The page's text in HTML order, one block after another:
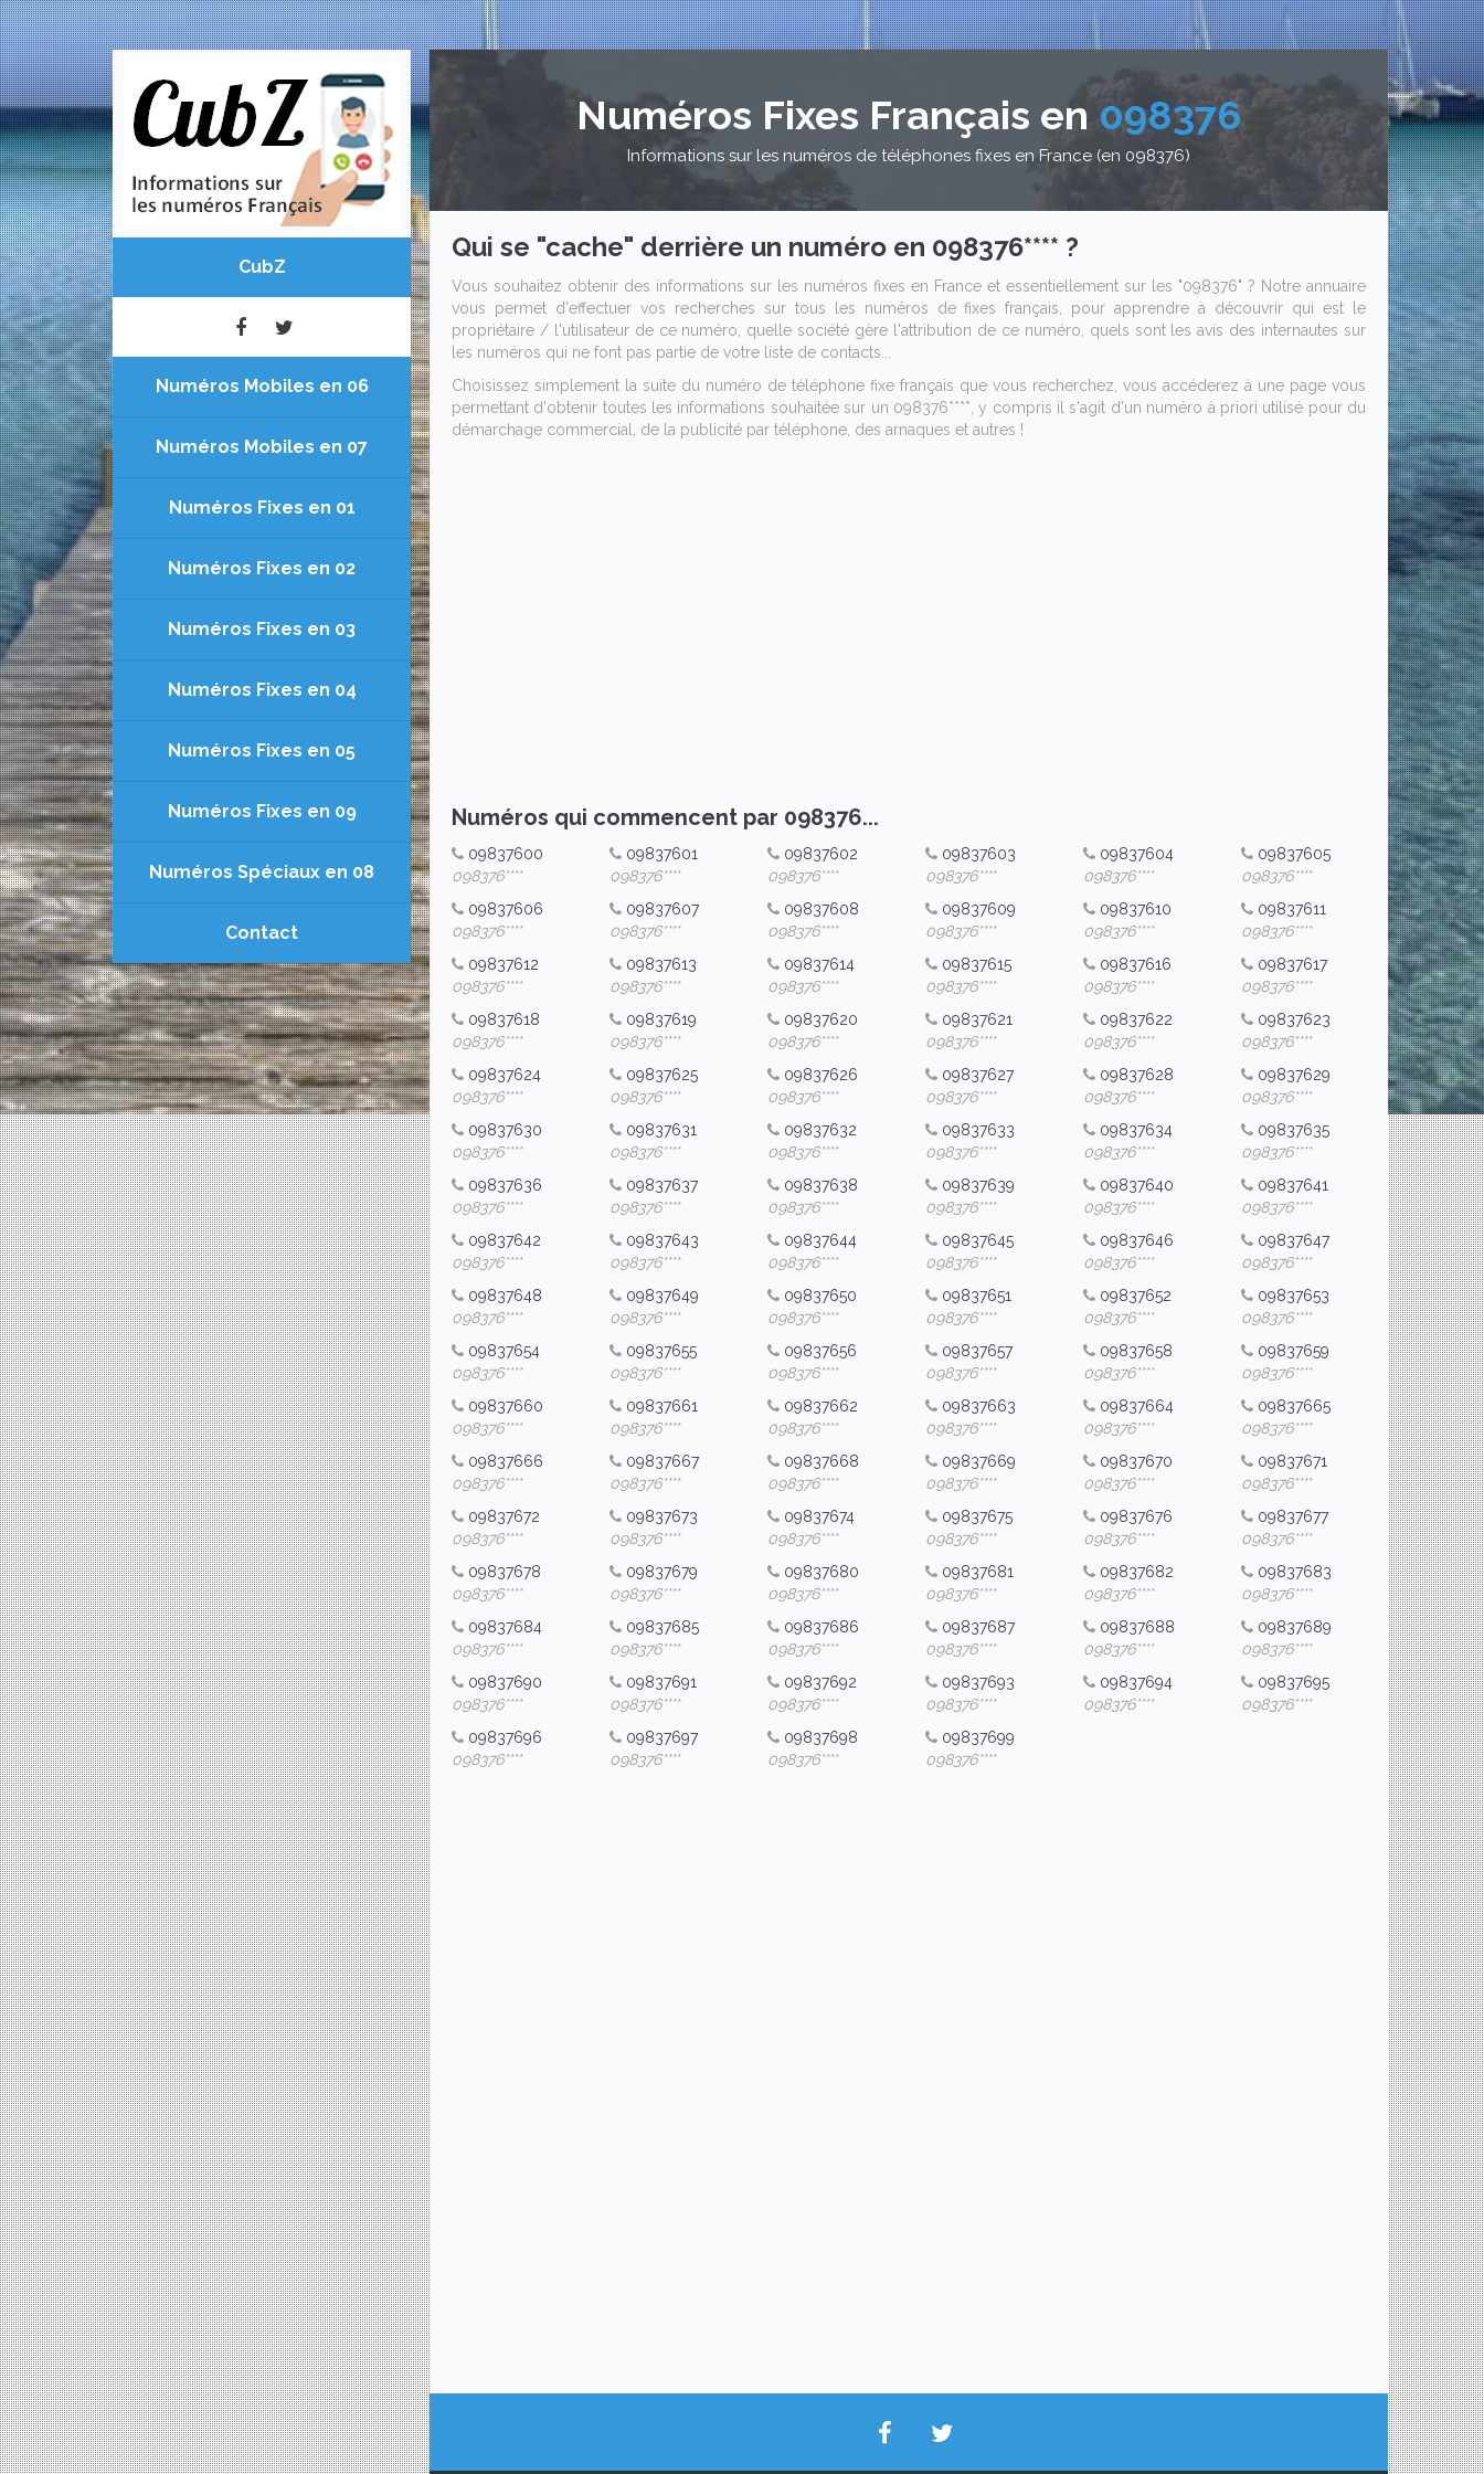
CubZ
Numéros Mobiles en 06
Numéros Mobiles en 07
Numéros Fixes en 01
Numéros Fixes en 02
Numéros Fixes en 03
Numéros Fixes en 04
Numéros Fixes en 05
Numéros Fixes en 09
Numéros Spéciaux en 08
Contact
Numéros Fixes Français en 098376
Informations sur les numéros de téléphones fixes en France (en 098376)
Qui se "cache" derrière un numéro en 098376**** ?
Vous souhaitez obtenir des informations sur les numéros fixes en France et essentiellement sur les "098376" ? Notre annuaire
vous permet d'effectuer vos recherches sur tous les numéros de fixes français, pour apprendre à découvrir qui est le
propriétaire / l'utilisateur de ce numéro, quelle société gère l'attribution de ce numéro, quels sont les avis des internautes sur
les numéros qui ne font pas partie de votre liste de contacts...
Choisissez simplement la suite du numéro de téléphone fixe français que vous recherchez, vous accéderez à une page vous
permettant d'obtenir toutes les informations souhaitée sur un 098376****, y compris il s'agit d'un numéro à priori utilisé pour du
démarchage commercial, de la publicité par téléphone, des arnaques et autres !
Numéros qui commencent par 098376...
09837600
098376****
09837601
098376****
09837602
098376****
09837603
098376****
09837604
098376****
09837605
098376****
09837606
098376****
09837607
098376****
09837608
098376****
09837609
098376****
09837610
098376****
09837611
098376****
09837612
098376****
09837613
098376****
09837614
098376****
09837615
098376****
09837616
098376****
09837617
098376****
09837618
098376****
09837619
098376****
09837620
098376****
09837621
098376****
09837622
098376****
09837623
098376****
09837624
098376****
09837625
098376****
09837626
098376****
09837627
098376****
09837628
098376****
09837629
098376****
09837630
098376****
09837631
098376****
09837632
098376****
09837633
098376****
09837634
098376****
09837635
098376****
09837636
098376****
09837637
098376****
09837638
098376****
09837639
098376****
09837640
098376****
09837641
098376****
09837642
098376****
09837643
098376****
09837644
098376****
09837645
098376****
09837646
098376****
09837647
098376****
09837648
098376****
09837649
098376****
09837650
098376****
09837651
098376****
09837652
098376****
09837653
098376****
09837654
098376****
09837655
098376****
09837656
098376****
09837657
098376****
09837658
098376****
09837659
098376****
09837660
098376****
09837661
098376****
09837662
098376****
09837663
098376****
09837664
098376****
09837665
098376****
09837666
098376****
09837667
098376****
09837668
098376****
09837669
098376****
09837670
098376****
09837671
098376****
09837672
098376****
09837673
098376****
09837674
098376****
09837675
098376****
09837676
098376****
09837677
098376****
09837678
098376****
09837679
098376****
09837680
098376****
09837681
098376****
09837682
098376****
09837683
098376****
09837684
098376****
09837685
098376****
09837686
098376****
09837687
098376****
09837688
098376****
09837689
098376****
09837690
098376****
09837691
098376****
09837692
098376****
09837693
098376****
09837694
098376****
09837695
098376****
09837696
098376****
09837697
098376****
09837698
098376****
09837699
098376****